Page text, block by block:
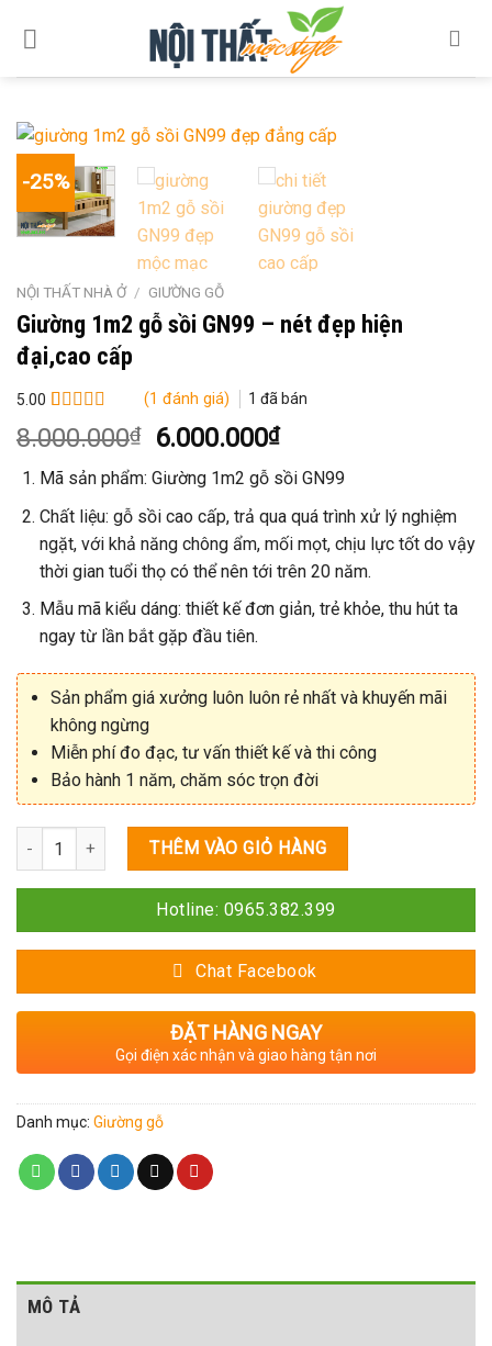
-25%
NỘI THẤT NHÀ Ở / GIƯỜNG GỖ
Giường 1m2 gỗ sồi GN99 – nét đẹp hiện
đại,cao cấp
5.00
5.00 trên 5
dựa trên
1
(1 đánh giá) 1 đã bán
8.000.000₫
Giá
gốc
là:
8.000.000₫.
6.000.000₫Giá
hiện
tại
là:
6.000.000₫.
Mã sản phẩm: Giường 1m2 gỗ sồi GN99
Chất liệu: gỗ sồi cao cấp, trả qua quá trình xử lý nghiệm
ngặt, với khả năng chông ẩm, mối mọt, chịu lực tốt do vậy
thời gian tuổi thọ có thể nên tới trên 20 năm.
Mẫu mã kiểu dáng: thiết kế đơn giản, trẻ khỏe, thu hút ta
ngay từ lần bắt gặp đầu tiên.
Sản phẩm giá xưởng luôn luôn rẻ nhất và khuyến mãi
không ngừng
Miễn phí đo đạc, tư vấn thiết kế và thi công
Bảo hành 1 năm, chăm sóc trọn đời
Số lượng THÊM VÀO GIỎ HÀNG
Hotline: 0965.382.399
Chat Facebook
ĐẶT HÀNG NGAY
Gọi điện xác nhận và giao hàng tận nơi
Danh mục: Giường gỗ
MÔ TẢ